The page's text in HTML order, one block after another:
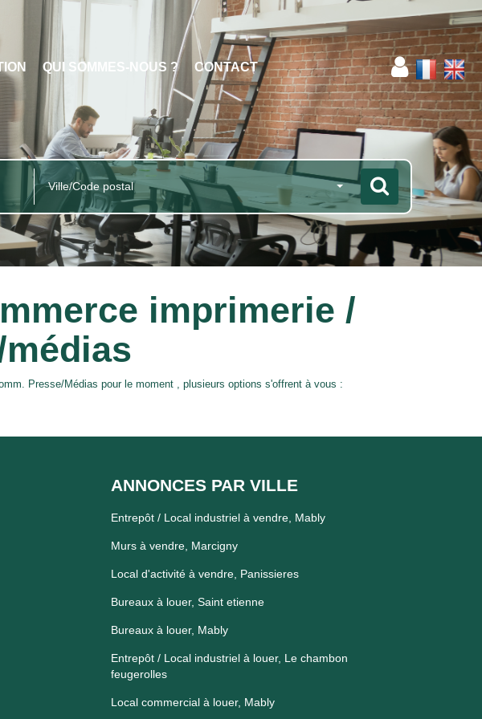
QUI SOMMES-NOUS ? CONTACT
Ville/Code postal
imprimerie /
Presse/Médias pour le moment , plusieurs options s'offrent à vous :
ANNONCES PAR VILLE
Entrepôt / Local industriel à vendre, Mably
Murs à vendre, Marcigny
Local d'activité à vendre, Panissieres
Bureaux à louer, Saint etienne
Bureaux à louer, Mably
Entrepôt / Local industriel à louer, Le chambon
feugerolles
Local commercial à louer, Mably